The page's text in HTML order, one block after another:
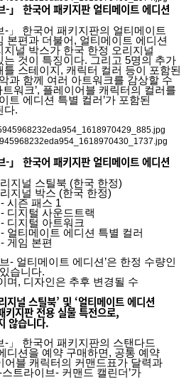
한국어 패키지판 얼티메이트 에디션
-」 한국어 패키지판의 얼티메이트
본편과 더불어, 얼티메이트 에디션
지널 박스가 한국 한정 오리지널
는 것이 특징이다. 그리고 5명의 추가
스테이지, 캐릭터 컬러 등이 포함된
과 함께 여러 아트워크를 감상할 수
워크’, 플레이어블 캐릭터의 컬러를
트 에디션 특별 컬러’가 포함된
다.
」 한국어 패키지판 얼티메이트 에디션
지널 스틸북 (한국 한정)
지널 박스 (한국 한정)
시즌 패스 1
디지털 사운드트랙
디지털 아트워크
얼티메이트 에디션 특별 컬러
게임 본편
- 얼티메이트 에디션’은 한정 수량인
습니다.
며, 디자인은 추후 변경될 수
널 스틸북’ 및 ‘얼티메이트 에디션
키지판 전용 실물 특전으로,
않습니다.
-」 한국어 패키지판의 스탠다드
디션을 예약 구매하면, 공통 예약
어블 캐릭터의 커맨드표가 달력과
트라이브- 커맨드 캘린더’가